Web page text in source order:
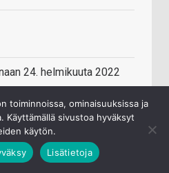
24. helmikuuta 2022
Pro
(osakkeet, rahastot,
toiminnoissa, ominaisuuksissa ja
Käyttämällä sivustoa hyväksyt
käytön.
Lisätietoja